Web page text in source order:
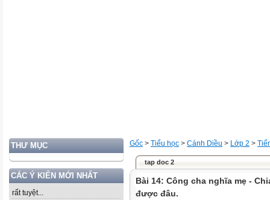
THƯ MỤC
CÁC Ý KIẾN MỚI NHẤT
rất tuyệt...
Gốc > Tiểu học > Cánh Diều > Lớp 2 >
tap doc 2
Bài 14: Công cha nghĩa mẹ -
được đâu.